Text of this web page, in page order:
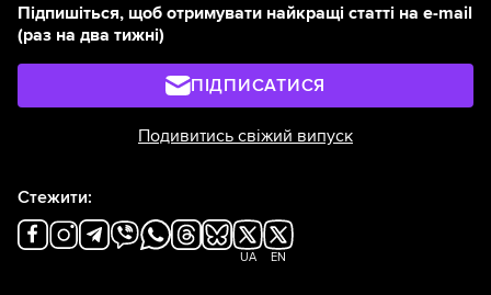
Підпишіться, щоб отримувати найкращі статті на e-mail
(раз на два тижні)
ПІДПИСАТИСЯ
Подивитись свіжий випуск
Стежити:
UA EN